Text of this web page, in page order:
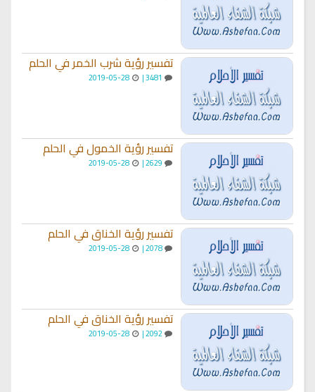
تفسير رؤية شرب الخمر في الحلم
2019-05-28
تفسير رؤية الخمول في الحلم
2019-05-28
تفسير رؤية الخناق في الحلم
2078 |
2019-05-28
تفسير رؤية الخناق في الحلم
2092 |
2019-05-28